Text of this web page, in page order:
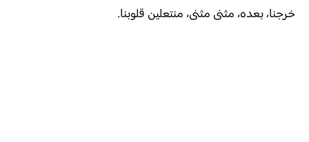
خرجنا، بعده، مثنى مثنى، منتعلين قلوبنا.